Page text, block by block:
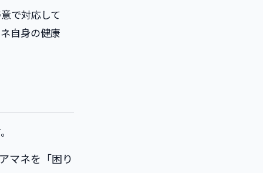
で対応して
自身の健康
マネを「困り